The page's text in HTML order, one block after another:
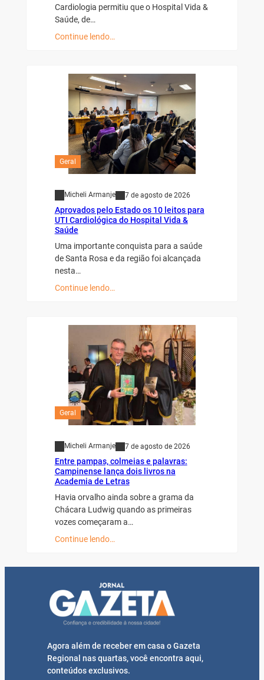
Cardiologia permitiu que o Hospital Vida &
Saúde, de…
Continue lendo…
Geral
Micheli Armanje 7 de agosto de 2026
Aprovados pelo Estado os 10 leitos para
UTI Cardiológica do Hospital Vida &
Saúde
Uma importante conquista para a saúde
de Santa Rosa e da região foi alcançada
nesta…
Continue lendo…
Geral
Micheli Armanje 7 de agosto de 2026
Entre pampas, colmeias e palavras:
Campinense lança dois livros na
Academia de Letras
Havia orvalho ainda sobre a grama da
Chácara Ludwig quando as primeiras
vozes começaram a…
Continue lendo…
Agora além de receber em casa o Gazeta
Regional nas quartas, você encontra aqui,
conteúdos exclusivos.